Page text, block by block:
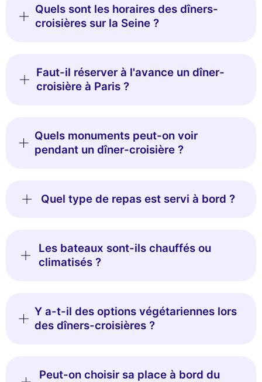
Quels sont les horaires des dîners-
croisières sur la Seine ?
Faut-il réserver à l'avance un dîner-
croisière à Paris ?
Quels monuments peut-on voir
pendant un dîner-croisière ?
Quel type de repas est servi à bord ?
Les bateaux sont-ils chauffés ou
climatisés ?
Y a-t-il des options végétariennes lors
des dîners-croisières ?
Peut-on choisir sa place à bord du